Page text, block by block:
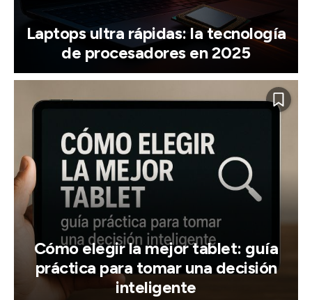
Laptops ultra rápidas: la tecnología
de procesadores en 2025
Cómo elegir la mejor tablet: guía
práctica para tomar una decisión
inteligente